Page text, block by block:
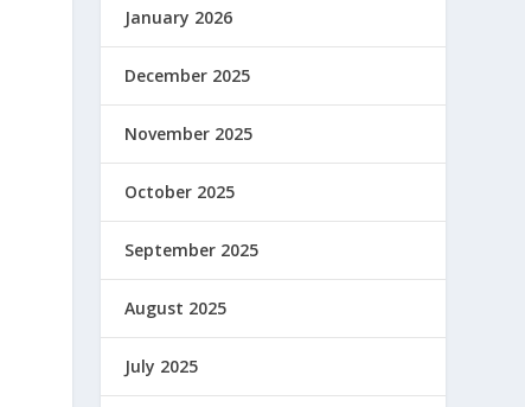
January 2026
December 2025
November 2025
October 2025
September 2025
August 2025
July 2025